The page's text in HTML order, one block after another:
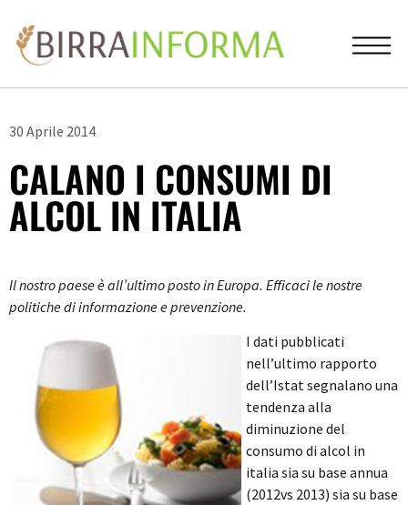
30 Aprile 2014
CALANO I CONSUMI DI
ALCOL IN ITALIA
Il nostro paese è all’ultimo posto in Europa. Efficaci le nostre
politiche di informazione e prevenzione.
I dati pubblicati
nell’ultimo rapporto
dell’Istat segnalano una
tendenza alla
diminuzione del
consumo di alcol in
italia sia su base annua
(2012vs 2013) sia su base